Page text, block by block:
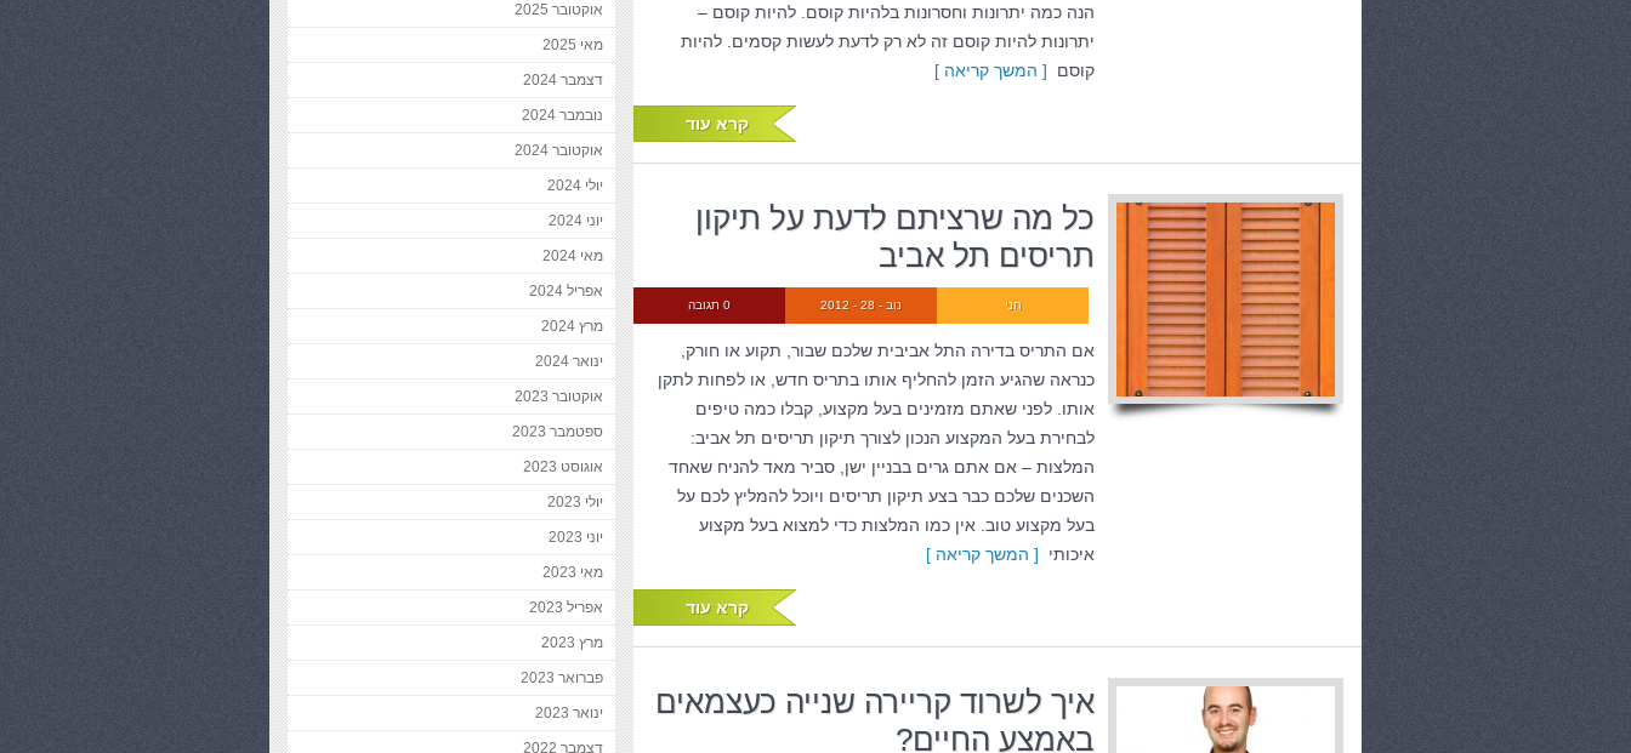
הנה כמה יתרונות וחסרונות בלהיות קוסם. להיות קוסם –
יתרונות להיות קוסם זה לא רק לדעת לעשות קסמים. להיות
קוסם [ המשך קריאה ]
קרא עוד
כל מה שרציתם לדעת על תיקון
תריסים תל אביב
0 תגובה נוב - 28 - 2012 חני
אם התריס בדירה התל אביבית שלכם שבור, תקוע או חורק,
כנראה שהגיע הזמן להחליף אותו בתריס חדש, או לפחות לתקן
אותו. לפני שאתם מזמינים בעל מקצוע, קבלו כמה טיפים
לבחירת בעל המקצוע הנכון לצורך תיקון תריסים תל אביב:
המלצות – אם אתם גרים בבניין ישן, סביר מאד להניח שאחד
השכנים שלכם כבר בצע תיקון תריסים ויוכל להמליץ לכם על
בעל מקצוע טוב. אין כמו המלצות כדי למצוא בעל מקצוע
איכותי [ המשך קריאה ]
קרא עוד
איך לשרוד קריירה שנייה כעצמאים
באמצע החיים?
אוקטובר 2025
מאי 2025
דצמבר 2024
נובמבר 2024
אוקטובר 2024
יולי 2024
יוני 2024
מאי 2024
אפריל 2024
מרץ 2024
ינואר 2024
אוקטובר 2023
ספטמבר 2023
אוגוסט 2023
יולי 2023
יוני 2023
מאי 2023
אפריל 2023
מרץ 2023
פברואר 2023
ינואר 2023
דצמבר 2022